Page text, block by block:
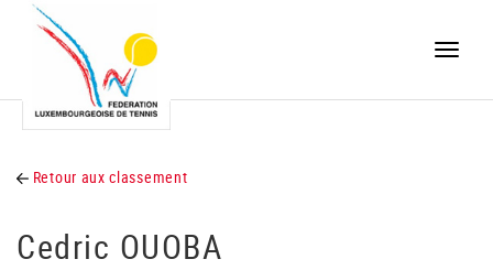
Toggle
Retour aux classement
Cedric OUOBA